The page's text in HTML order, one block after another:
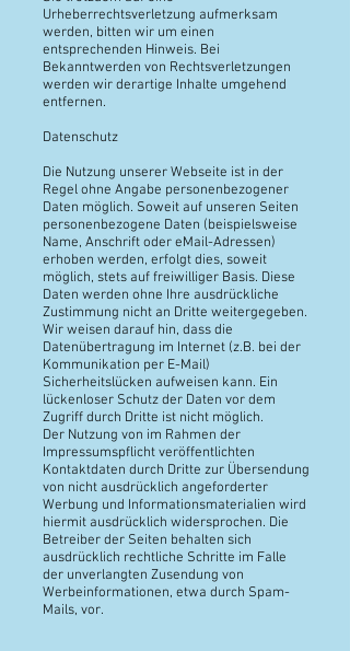
Urheberrechtsverletzung aufmerksam
werden, bitten wir um einen
entsprechenden Hinweis. Bei
Bekanntwerden von Rechtsverletzungen
werden wir derartige Inhalte umgehend
entfernen.
Datenschutz
Die Nutzung unserer Webseite ist in der
Regel ohne Angabe personenbezogener
Daten möglich. Soweit auf unseren Seiten
personenbezogene Daten (beispielsweise
Name, Anschrift oder eMail-Adressen)
erhoben werden, erfolgt dies, soweit
möglich, stets auf freiwilliger Basis. Diese
Daten werden ohne Ihre ausdrückliche
Zustimmung nicht an Dritte weitergegeben.
Wir weisen darauf hin, dass die
Datenübertragung im Internet (z.B. bei der
Kommunikation per E-Mail)
Sicherheitslücken aufweisen kann. Ein
lückenloser Schutz der Daten vor dem
Zugriff durch Dritte ist nicht möglich.
Der Nutzung von im Rahmen der
Impressumspflicht veröffentlichten
Kontaktdaten durch Dritte zur Übersendung
von nicht ausdrücklich angeforderter
Werbung und Informationsmaterialien wird
hiermit ausdrücklich widersprochen. Die
Betreiber der Seiten behalten sich
ausdrücklich rechtliche Schritte im Falle
der unverlangten Zusendung von
Werbeinformationen, etwa durch Spam-
Mails, vor.